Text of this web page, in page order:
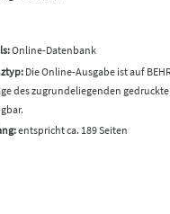
Online-Datenbank
Die Online-Ausgabe ist auf
des zugrundeliegenden
entspricht ca. 189 Seiten